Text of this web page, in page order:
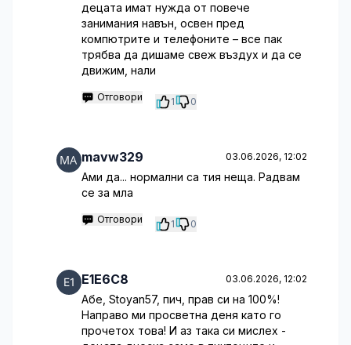
децата имат нужда от повече
занимания навън, освен пред
компютрите и телефоните – все пак
трябва да дишаме свеж въздух и да се
движим, нали
Отговори 1 0
mavw329 03.06.2026, 12:02
Ами да... нормални са тия неща. Радвам
се за мла
Отговори 1 0
E1E6C8 03.06.2026, 12:02
Абе, Stoyan57, пич, прав си на 100%!
Направо ми просветна деня като го
прочетох това! И аз така си мислех -